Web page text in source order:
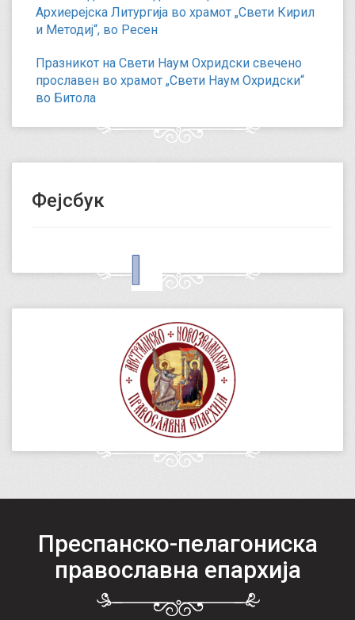
Архиерејска Литургија во храмот „Свети Кирил
и Методиј“, во Ресен
Празникот на Свети Наум Охридски свечено
прославен во храмот „Свети Наум Охридски“
во Битола
Фејсбук
Преспанско-пелагониска
православна епархија